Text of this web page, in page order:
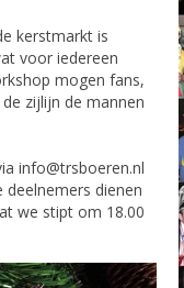
kerstmarkt is
voor iedereen
mogen fans,
zijlijn de mannen
info@trsboeren.nl
deelnemers dienen
we stipt om 18.00